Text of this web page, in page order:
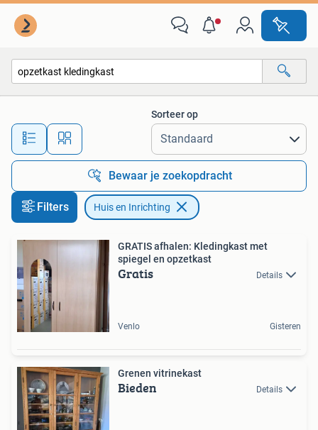
Alle afstanden…
Sorteer op
Bewaar je zoekopdracht
Filters Huis en Inrichting
GRATIS afhalen: Kledingkast met
spiegel en opzetkast
Gratis Details
Venlo Gisteren
Grenen vitrinekast
Bieden Details